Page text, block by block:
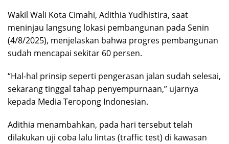
Wakil Wali Kota Cimahi, Adithia Yudhistira, saat
meninjau langsung lokasi pembangunan pada Senin
(4/8/2025), menjelaskan bahwa progres pembangunan
sudah mencapai sekitar 60 persen.
“Hal-hal prinsip seperti pengerasan jalan sudah selesai,
sekarang tinggal tahap penyempurnaan,” ujarnya
kepada Media Teropong Indonesian.
Adithia menambahkan, pada hari tersebut telah
dilakukan uji coba lalu lintas (traffic test) di kawasan